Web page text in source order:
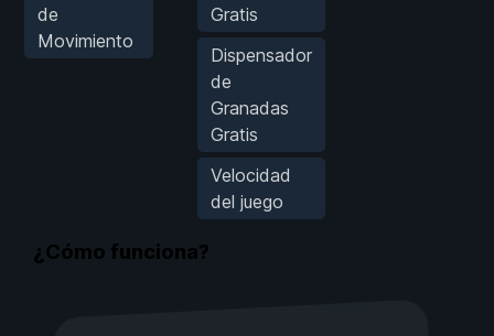
de
Movimiento
Gratis
Dispensador
de
Granadas
Gratis
Velocidad
del juego
¿Cómo funciona?